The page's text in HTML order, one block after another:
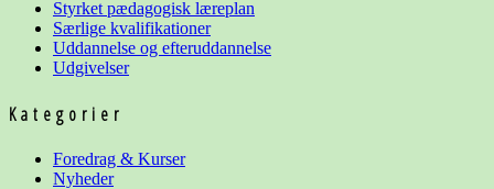
Styrket pædagogisk læreplan
Særlige kvalifikationer
Uddannelse og efteruddannelse
Udgivelser
Kategorier
Foredrag & Kurser
Nyheder